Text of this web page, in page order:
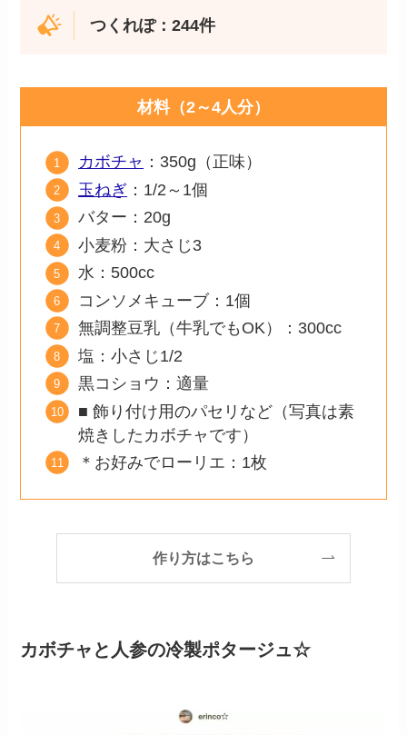
つくれぽ：244件
材料（2～4人分）
カボチャ ：350g（正味）
玉ねぎ ：1/2～1個
バター：20g
小麦粉：大さじ3
水：500cc
コンソメキューブ：1個
無調整豆乳（牛乳でもOK）：300cc
塩：小さじ1/2
黒コショウ：適量
■ 飾り付け用のパセリなど（写真は素
焼きしたカボチャです）
＊お好みでローリエ：1枚
作り方はこちら
カボチャと人参の冷製ポタージュ☆